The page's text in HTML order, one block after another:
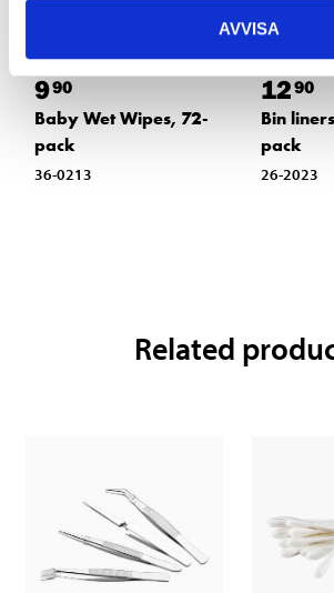
AVVISA
990
Baby Wet Wipes, 72-
pack
36-0213
1290
Bin
pack
26-2023
Related